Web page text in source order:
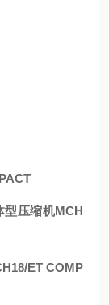
型压缩机MCH
ET COMP